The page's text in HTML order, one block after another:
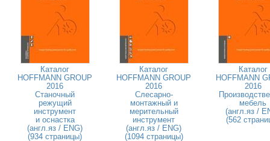
Каталог
HOFFMANN GROUP
2016
Станочный
режущий
инструмент
и оснастка
(англ.яз / ENG)
(934 страницы)
Каталог
HOFFMANN GROUP
2016
Слесарно-
монтажный и
мерительный
инструмент
(англ.яз / ENG)
(1094 страницы)
Каталог
HOFFMANN
2016
мебель
(англ.яз /
(562